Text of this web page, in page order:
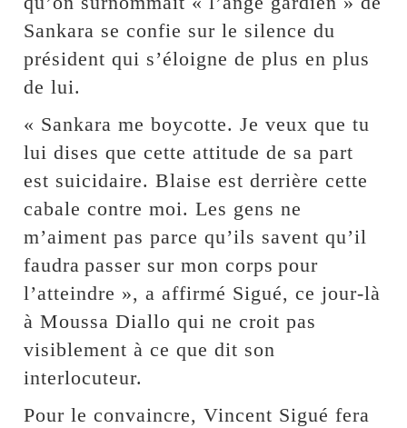
Sankara se confie sur le silence du
président qui s’éloigne de plus en plus
de lui.
« Sankara me boycotte. Je veux que tu
lui dises que cette attitude de sa part
est suicidaire. Blaise est derrière cette
cabale contre moi. Les gens ne
m’aiment pas parce qu’ils savent qu’il
faudra passer sur mon corps pour
l’atteindre », a affirmé Sigué, ce jour-là
à Moussa Diallo qui ne croit pas
visiblement à ce que dit son
interlocuteur.
Pour le convaincre, Vincent Sigué fera